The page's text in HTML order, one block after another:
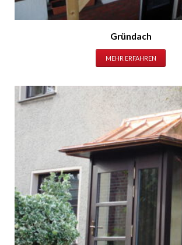
Gründach
MEHR ERFAHREN